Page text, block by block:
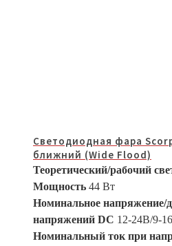
Светодиодная фара
ближний (Wide Flood)
Теоретический/рабочий
Мощность 44 Вт
Номинальное напряжение/
напряжений DC 12-24В/9-
Номинальный ток при